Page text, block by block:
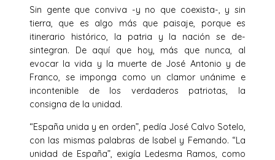
Sin gente que conviva -y no que coexista-, y sin
tierra, que es al­go más que paisaje, porque es
itinerario histórico, la patria y la nación se de­
sintegran. De aquí que hoy, más que nunca, al
evocar la vida y la muerte de José Antonio y de
Franco, se imponga como un clamor unánime e
incontenible de los verdaderos patriotas, la
consigna de la unidad.
“España unida y en orden”, pedía José Calvo Sotelo,
con las mismas palabras de Isabel y Femando. “La
unidad de España”, exigía Ledesma Ramos, como